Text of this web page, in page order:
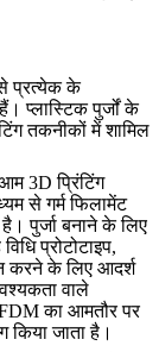
प्रत्येक के
प्लास्टिक पुर्जों के
तकनीकों में शामिल
3D प्रिंटिंग
से गर्म फिलामेंट
पुर्जा बनाने के लिए
प्रोटोटाइप,
करने के लिए आदर्श
वाले
का आमतौर पर
किया जाता है।